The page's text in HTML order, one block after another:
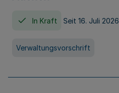
In Kraft Seit 16. Juli 2026
Verwaltungsvorschrift